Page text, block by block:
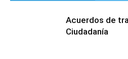
Acuerdos de
Ciudadanía